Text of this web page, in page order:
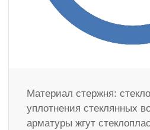
Материал стержня:
уплотнения стеклянных
арматуры жгут